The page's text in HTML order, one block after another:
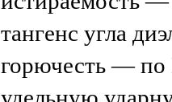
тангенс угла
горючесть —